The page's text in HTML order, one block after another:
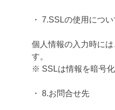
・ 7.SSLの使用につい
個人情報の入力時に
す。
※ SSLは情報を暗号
・ 8.お問合せ先